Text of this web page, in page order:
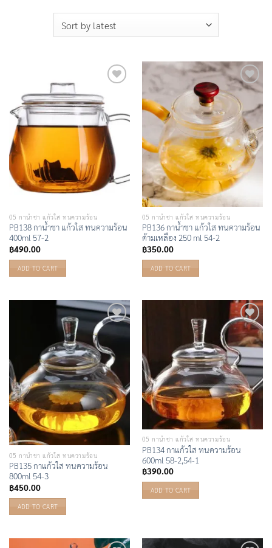
Wishlist
05 กาน้ำชา แก้วใส ทนความร้อน
PB138 กาน้ำชา แก้วใส ทนความร้อน
400ml 57-2
฿490.00
ADD TO CART
Add to
Wishlist
05 กาน้ำชา แก้วใส ทนความร้อน
PB136 กาน้ำชา แก้วใส ทนความร้อน
ด้ามเหลือง 250 ml 54-2
฿350.00
ADD TO CART
Add to
05 กาน้ำชา แก้วใส ทนความร้อน
PB135 กาแก้วใส ทนความร้อน
800ml 54-3
฿450.00
ADD TO CART
Add to
Wishlist
05 กาน้ำชา แก้วใส ทนความร้อน
PB134 กาแก้วใส ทนความร้อน
600ml 58-2,54-1
฿390.00
ADD TO CART